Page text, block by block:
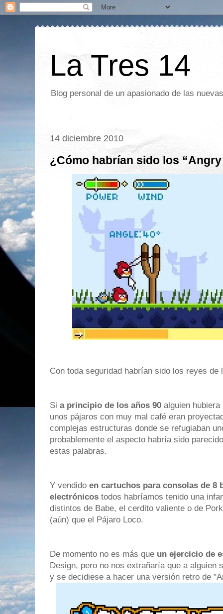
La Tres 14
Blog personal de un apasionado de las
14 diciembre 2010
¿Cómo habrían sido los
Con toda seguridad habrían sido los reyes de
Si a principio de los años 90 alguien hubiera
unos pájaros con muy mal café eran
complejas estructuras donde se refugiaban
probablemente el aspecto habría sido
estas palabras.
Y vendido en cartuchos para consolas de 8
electrónicos todos habríamos tenido una
distintos de Babe, el cerdito valiente o de
(aún) que el Pájaro Loco.
De momento no es más que un ejercicio de
Design, pero no nos extrañaría que a alguien
y se decidiese a hacer una versión retro de